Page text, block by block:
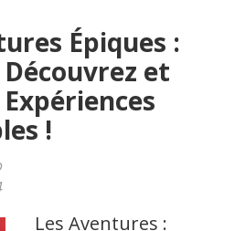
Épiques :
et
!
Les Aventures :